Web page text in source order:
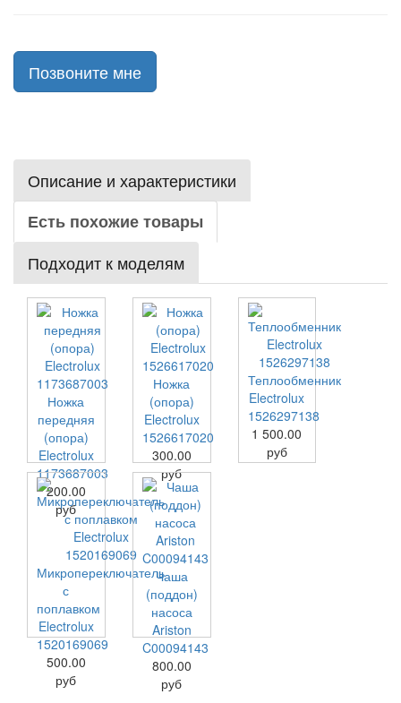
Позвоните мне
Описание и характеристики
Есть похожие товары
Подходит к моделям
Ножка
передняя
(опора)
Electrolux
1173687003
200.00
руб
Ножка
(опора)
Electrolux
1526617020
300.00
руб
Теплообменник
Electrolux
1526297138
1 500.00
руб
Микропереключатель
с
поплавком
Electrolux
1520169069
500.00
руб
Чаша
(поддон)
насоса
Ariston
C00094143
800.00
руб